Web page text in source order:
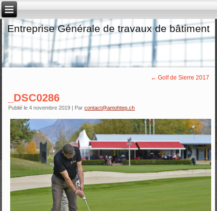
Entreprise Générale de travaux de bâtiment
← Golf de Sierre 2017
_DSC0286
Publié le 4 novembre 2019 | Par contact@amohtep.ch